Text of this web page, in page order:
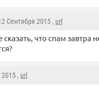
Сентября 2015 , url
сказать, что спам завтра
, url